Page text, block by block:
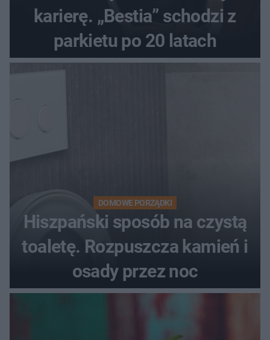
karierę. „Bestia” schodzi z
parkietu po 20 latach
DOMOWE PORZĄDKI
Hiszpański sposób na czystą
toaletę. Rozpuszcza kamień i
osady przez noc